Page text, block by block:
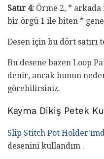
Satır 4: Örme 2, *
bir örgü 1 ile biten *
Desen için bu dört satırı
Bu desene bazen Loop
denir, ancak bunun
görebilirsiniz.
Kayma Dikiş Petek
Slip Stitch Pot
desenini kullandım .